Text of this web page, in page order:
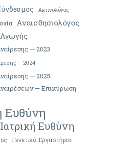
Ακτινολόγος
Αναισθησιολόγος
— 2023
— 2024
— 2025
— Επικύρωση
Ευθύνη
Ευθύνη
Γενετικό Εργαστήριο